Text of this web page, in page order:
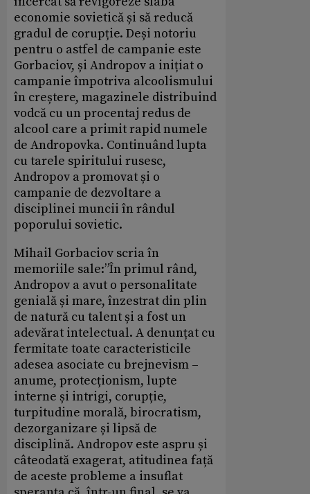
economie sovietică și să reducă
gradul de corupție. Deși notoriu
pentru o astfel de campanie este
Gorbaciov, și Andropov a inițiat o
campanie împotriva alcoolismului
în creștere, magazinele distribuind
vodcă cu un procentaj redus de
alcool care a primit rapid numele
de Andropovka. Continuând lupta
cu tarele spiritului rusesc,
Andropov a promovat și o
campanie de dezvoltare a
disciplinei muncii în rândul
poporului sovietic.
Mihail Gorbaciov scria în
memoriile sale:”În primul rând,
Andropov a avut o personalitate
genială și mare, înzestrat din plin
de natură cu talent și a fost un
adevărat intelectual. A denunțat cu
fermitate toate caracteristicile
adesea asociate cu brejnevism –
anume, protecționism, lupte
interne și intrigi, corupție,
turpitudine morală, birocratism,
dezorganizare și lipsă de
disciplină. Andropov este aspru și
câteodată exagerat, atitudinea față
de aceste probleme a insuflat